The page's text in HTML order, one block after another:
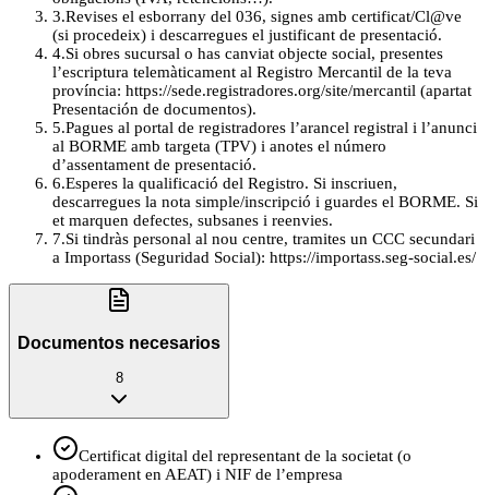
3.Revises el esborrany del 036, signes amb certificat/Cl@ve
(si procedeix) i descarregues el justificant de presentació.
4.Si obres sucursal o has canviat objecte social, presentes
l’escriptura telemàticament al Registro Mercantil de la teva
província: https://sede.registradores.org/site/mercantil (apartat
Presentación de documentos).
5.Pagues al portal de registradores l’arancel registral i l’anunci
al BORME amb targeta (TPV) i anotes el número
d’assentament de presentació.
6.Esperes la qualificació del Registro. Si inscriuen,
descarregues la nota simple/inscripció i guardes el BORME. Si
et marquen defectes, subsanes i reenvies.
7.Si tindràs personal al nou centre, tramites un CCC secundari
a Importass (Seguridad Social): https://importass.seg-social.es/
Documentos necesarios
8
Certificat digital del representant de la societat (o
apoderament en AEAT) i NIF de l’empresa